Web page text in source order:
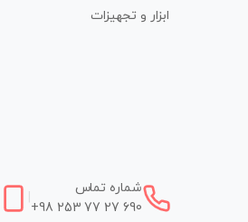
ابزار و تجهیزات
شماره تماس
+98 253 77 27 690